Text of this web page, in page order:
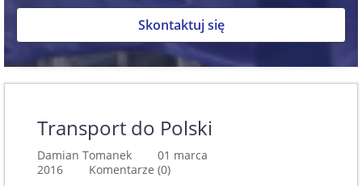
Skontaktuj się
Transport do Polski
Damian Tomanek 01 marca
2016 Komentarze (0)